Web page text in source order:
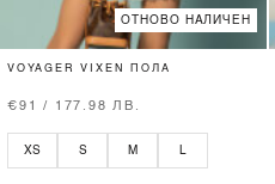
ОТНОВО НАЛИЧЕН
VOYAGER VIXEN ПОЛА
€91 / 177.98 ЛВ.
XS S M L